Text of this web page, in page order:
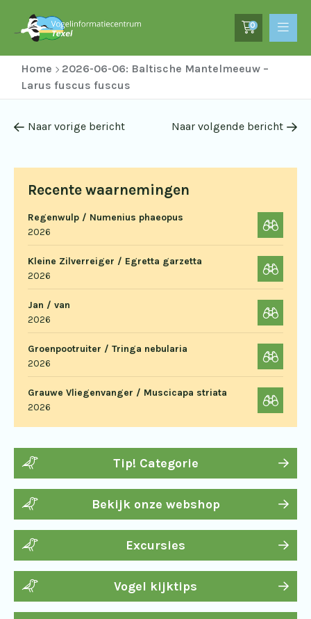
0
Home
2026-06-06: Baltische Mantelmeeuw –
Larus fuscus fuscus
Recente waarnemingen
Regenwulp / Numenius phaeopus
2026
Kleine Zilverreiger / Egretta garzetta
2026
Jan / van
2026
Groenpootruiter / Tringa nebularia
2026
Grauwe Vliegenvanger / Muscicapa striata
2026
Tip! Categorie
Bekijk onze webshop
Excursies
Vogel kijktips
Naar vorige bericht Naar volgende bericht